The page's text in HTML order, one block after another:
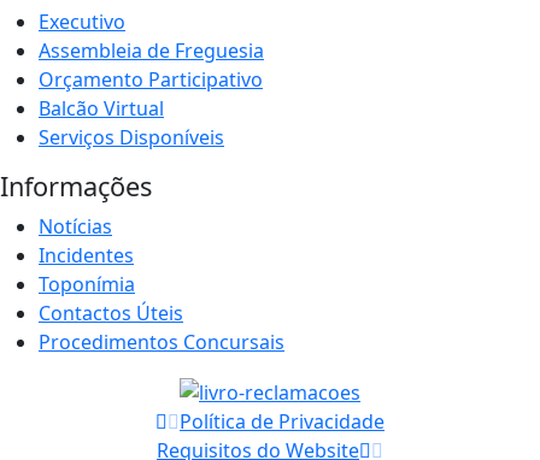
Executivo
Assembleia de Freguesia
Orçamento Participativo
Balcão Virtual
Serviços Disponíveis
Informações
Notícias
Incidentes
Toponímia
Contactos Úteis
Procedimentos Concursais
Política de Privacidade
Requisitos do Website